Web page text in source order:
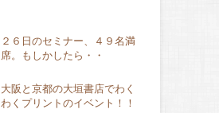
２６日のセミナー、４９名満
席。もしかしたら・・
大阪と京都の大垣書店でわく
わくプリントのイベント！！